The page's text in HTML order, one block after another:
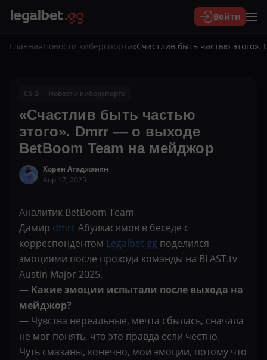
Войти
ГлавнаяНовости киберспорта«Счастлив быть частью
CS 2 Новости киберспорта
«Счастлив быть частью
этого». Dmrr — о выходе
BetBoom Team на мейджор
Хорен Агаджанян
Апр 17, 2025
Аналитик BetBoom Team
Дамир dmrr Абулкасимов в беседе с
корреспондентом Legalbet.gg поделился
эмоциями после прохода команды на BLAST.tv
Austin Major 2025.
— Какие эмоции испытали после выхода на
мейджор?
— Чувства нереальные, мечта сбылась, сначала
не мог понять, что это правда если честно.
Чуть смазаны, конечно, мои эмоции, потому что